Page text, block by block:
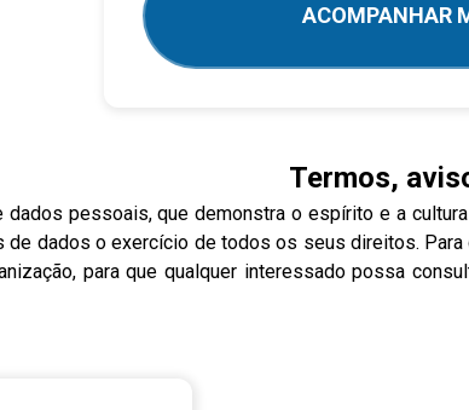
ACOMPANHAR
Termos,
dados pessoais, que demonstra o espírito e a
dados o exercício de todos os seus direitos.
para que qualquer interessado possa